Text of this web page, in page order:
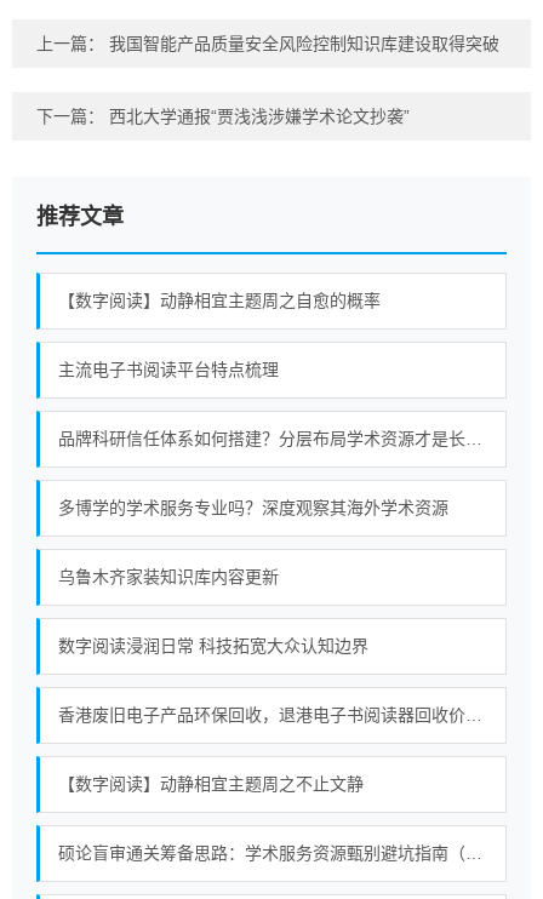
上一篇： 我国智能产品质量安全风险控制知识库建设取得突破
下一篇： 西北大学通报“贾浅浅涉嫌学术论文抄袭”
推荐文章
【数字阅读】动静相宜主题周之自愈的概率
主流电子书阅读平台特点梳理
多博学的学术服务专业吗？深度观察其海外学术资源
乌鲁木齐家装知识库内容更新
数字阅读浸润日常 科技拓宽大众认知边界
【数字阅读】动静相宜主题周之不止文静